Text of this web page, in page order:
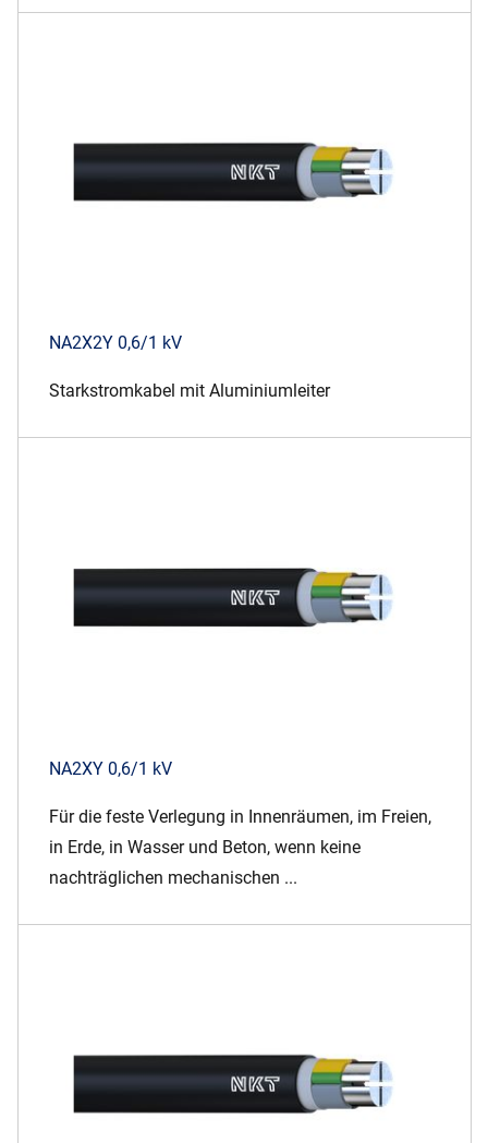
NA2X2Y 0,6/1 kV
Starkstromkabel mit Aluminiumleiter
NA2XY 0,6/1 kV
Für die feste Verlegung in Innenräumen, im Freien,
in Erde, in Wasser und Beton, wenn keine
nachträglichen mechanischen ...